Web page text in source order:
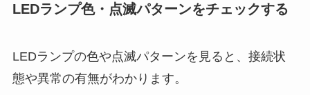
LEDランプ色・点滅パターンをチェックする
LEDランプの色や点滅パターンを見ると、接続状
態や異常の有無がわかります。